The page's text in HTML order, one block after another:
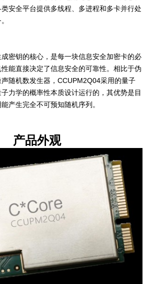
安全平台提供多线程、多进程和多卡并行处
密钥的核心，是每一块信息安全加密卡的必
能直接决定了信息安全的可靠性。相比于伪
随机数发生器，CCUPM2Q04采用的量子
力学的概率性本质设计运行的，其优势是目
产生完全不可预知随机序列。
产品外观